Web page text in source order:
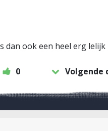
dan ook een heel erg lelijk
0 Volgende